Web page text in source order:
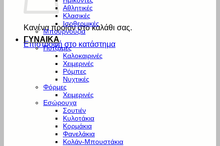
Κανένα προϊόν στο καλάθι σας.
Επιστροφή στο κατάστημα
Αθλητικές
Κλασικές
Ισοθερμικές
Μπουρνούζια
ΓΥΝΑΙΚΑ
Πυτζάμες
Καλοκαιρινές
Χειμερινές
Ρόμπες
Νυχτικές
Φόρμες
Χειμερινές
Εσώρουχα
Σουτιέν
Κυλοτάκια
Κορμάκια
Φανελάκια
Κολάν-Μπουστάκια